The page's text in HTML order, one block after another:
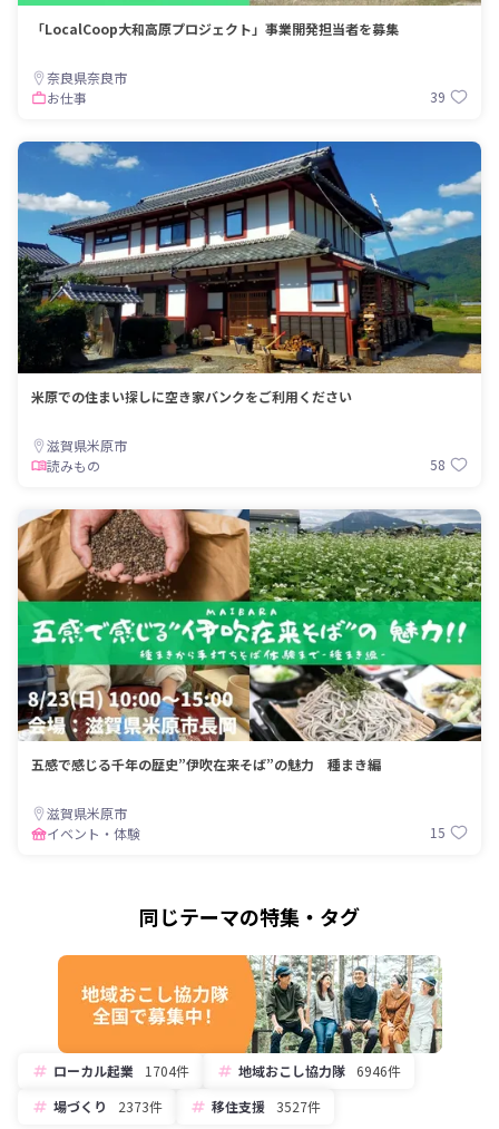
「LocalCoop大和高原プロジェクト」事業開発担当者を募集
奈良県奈良市
お仕事
39
米原での住まい探しに空き家バンクをご利用ください
滋賀県米原市
読みもの
58
五感で感じる千年の歴史”伊吹在来そば”の魅力 種まき編
滋賀県米原市
イベント・体験
15
同じテーマの特集・タグ
ローカル起業 1704件 地域おこし協力隊
6946件
場づくり
2373件 移住支援 3527件